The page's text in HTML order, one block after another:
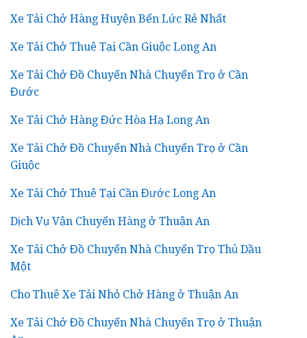
Xe Tải Chở Hàng Huyện Bến Lức Rẻ Nhất
Xe Tải Chở Thuê Tại Cần Giuộc Long An
Xe Tải Chở Đồ Chuyển Nhà Chuyển Trọ ở Cần
Đước
Xe Tải Chở Hàng Đức Hòa Hạ Long An
Xe Tải Chở Đồ Chuyển Nhà Chuyển Trọ ở Cần
Giuộc
Xe Tải Chở Thuê Tại Cần Đước Long An
Dịch Vụ Vận Chuyển Hàng ở Thuận An
Xe Tải Chở Đồ Chuyển Nhà Chuyển Trọ Thủ Dầu
Một
Cho Thuê Xe Tải Nhỏ Chở Hàng ở Thuận An
Xe Tải Chở Đồ Chuyển Nhà Chuyển Trọ ở Thuận